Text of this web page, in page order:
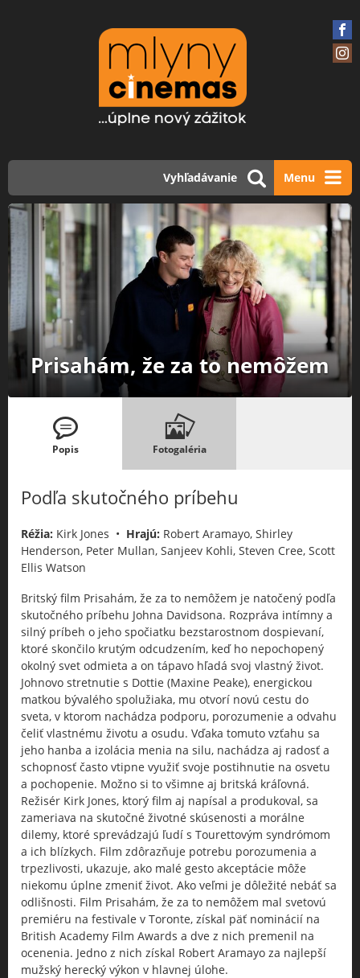
Menu
Vyhľadávanie
Prisahám, že za to nemôžem
Popis Fotogaléria
Podľa skutočného príbehu
Réžia: Kirk Jones • Hrajú: Robert Aramayo, Shirley
Henderson, Peter Mullan, Sanjeev Kohli, Steven Cree, Scott
Ellis Watson
Britský film Prisahám, že za to nemôžem je natočený podľa
skutočného príbehu Johna Davidsona. Rozpráva intímny a
silný príbeh o jeho spočiatku bezstarostnom dospievaní,
ktoré skončilo krutým odcudzením, keď ho nepochopený
okolný svet odmieta a on tápavo hľadá svoj vlastný život.
Johnovo stretnutie s Dottie (Maxine Peake), energickou
matkou bývalého spolužiaka, mu otvorí novú cestu do
sveta, v ktorom nachádza podporu, porozumenie a odvahu
čeliť vlastnému životu a osudu. Vďaka tomuto vzťahu sa
jeho hanba a izolácia menia na silu, nachádza aj radosť a
schopnosť často vtipne využiť svoje postihnutie na osvetu
a pochopenie. Možno si to všimne aj britská kráľovná.
Režisér Kirk Jones, ktorý film aj napísal a produkoval, sa
zameriava na skutočné životné skúsenosti a morálne
dilemy, ktoré sprevádzajú ľudí s Tourettovým syndrómom
a ich blízkych. Film zdôrazňuje potrebu porozumenia a
trpezlivosti, ukazuje, ako malé gesto akceptácie môže
niekomu úplne zmeniť život. Ako veľmi je dôležité nebáť sa
odlišnosti. Film Prisahám, že za to nemôžem mal svetovú
premiéru na festivale v Toronte, získal päť nominácií na
British Academy Film Awards a dve z nich premenil na
ocenenia. Jedno z nich získal Robert Aramayo za najlepší
mužský herecký výkon v hlavnej úlohe.